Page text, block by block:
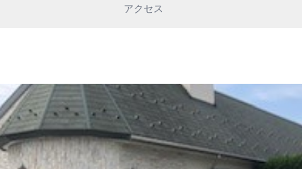
アクセス